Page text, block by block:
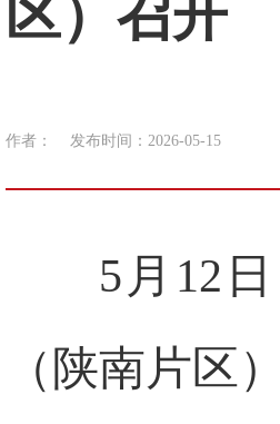
区）召开
作者： 发布时间：2026-05-15
5月12
（陕南片区